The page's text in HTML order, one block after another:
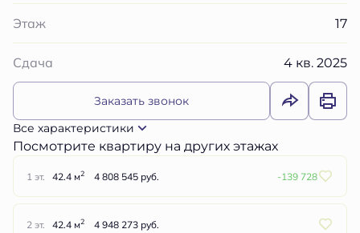
Этаж 17
Сдача 4 кв. 2025
Заказать звонок
Все характеристики
Посмотрите квартиру на других этажах
1 эт. 42.4 м2 4 808 545 руб. -139 728
2 эт. 42.4 м2 4 948 273 руб.